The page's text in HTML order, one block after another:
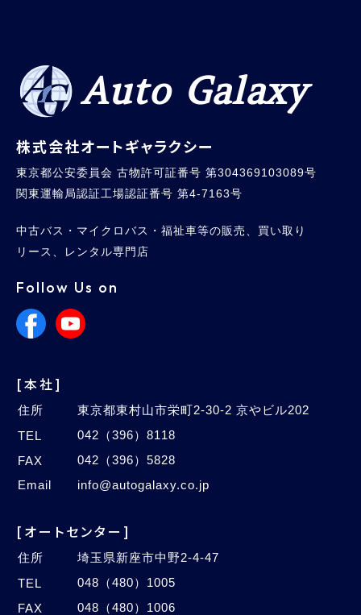
Auto Galaxy
株式会社オートギャラクシー
東京都公安委員会 古物許可証番号 第304369103089号
関東運輸局認証工場認証番号 第4-7163号
中古バス・マイクロバス・福祉車等の販売、買い取り
リース、レンタル専門店
Follow Us on
[本社]
住所
東京都東村山市栄町2-30-2 京やビル202
TEL
042（396）8118
FAX
042（396）5828
Email
info@autogalaxy.co.jp
[オートセンター]
住所
埼玉県新座市中野2-4-47
TEL
048（480）1005
FAX
048（480）1006